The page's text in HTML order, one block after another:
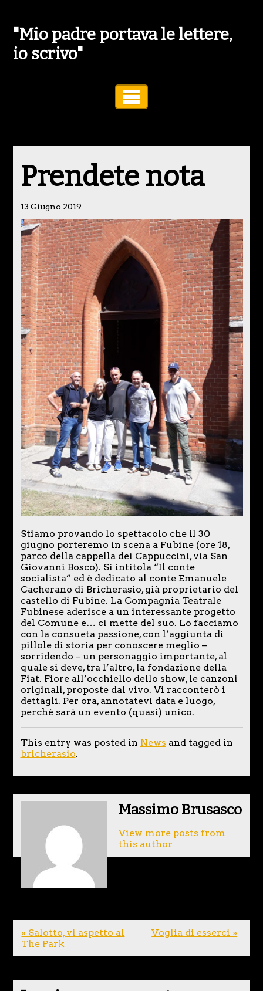
"Mio padre portava le lettere,
io scrivo"
Prendete nota
13 Giugno 2019
Stiamo provando lo spettacolo che il 30
giugno porteremo in scena a Fubine (ore 18,
parco della cappella dei Cappuccini, via San
Giovanni Bosco). Si intitola “Il conte
socialista” ed è dedicato al conte Emanuele
Cacherano di Bricherasio, già proprietario del
castello di Fubine. La Compagnia Teatrale
Fubinese aderisce a un interessante progetto
del Comune e… ci mette del suo. Lo facciamo
con la consueta passione, con l’aggiunta di
pillole di storia per conoscere meglio –
sorridendo – un personaggio importante, al
quale si deve, tra l’altro, la fondazione della
Fiat. Fiore all’occhiello dello show, le canzoni
originali, proposte dal vivo. Vi racconterò i
dettagli. Per ora, annotatevi data e luogo,
perché sarà un evento (quasi) unico.
This entry was posted in News and tagged in
bricherasio.
Massimo Brusasco
View more posts from
this author
« Salotto, vi aspetto al
The Park
Voglia di esserci »